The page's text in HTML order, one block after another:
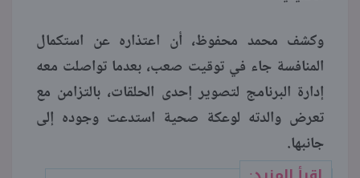
وكشف محمد محفوظ، أن اعتذاره عن استكمال
المنافسة جاء في توقيت صعب، بعدما تواصلت معه
إدارة البرنامج لتصوير إحدى الحلقات، بالتزامن مع
تعرض والدته لوعكة صحية استدعت وجوده إلى
جانبها.